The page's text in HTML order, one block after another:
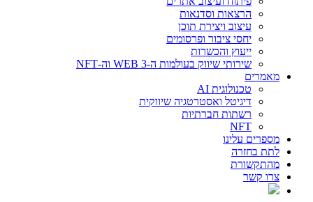
הרצאות וסדנאות
עיצוב ויצירת תוכן
יחסי ציבור ופרסומים
ייעוץ והכשרות
שירותי שיווק בעולמות ה-WEB 3 וה-NFT
מאמרים
טכנולוגית AI
דיגיטל ואסטרטגיה שיווקית
רשתות חברתיות
NFT
מספרים עלינו
לתת בחזרה
מהתקשורת
צרו קשר